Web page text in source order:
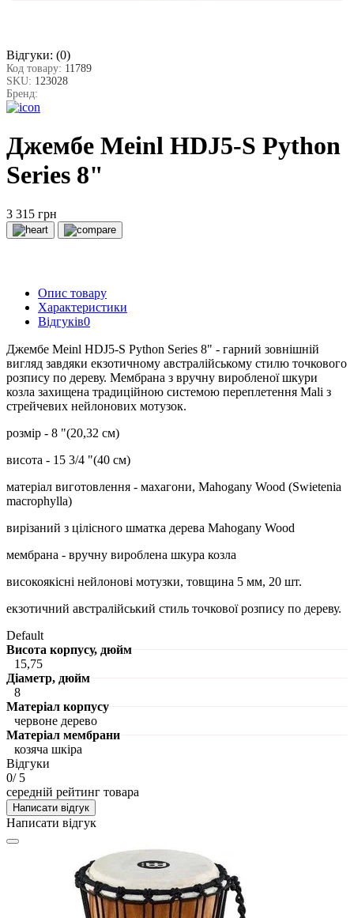
Відгуки: (0)
Код товару: 11789
SKU: 123028
Бренд:
Джембе Meinl HDJ5-S Python
Series 8"
3 315 грн
Опис товару
Характеристики
Відгуків0
Джембе Meinl HDJ5-S Python Series 8" - гарний зовнішній
вигляд завдяки екзотичному австралійському стилю точкового
розпису по дереву. Мембрана з вручну виробленої шкури
козла захищена традиційною системою переплетення Mali з
стрейчевих нейлонових мотузок.
розмір - 8 "(20,32 см)
висота - 15 3/4 "(40 см)
матеріал виготовлення - махагони, Mahogany Wood (Swietenia
macrophylla)
вирізаний з цілісного шматка дерева Mahogany Wood
мембрана - вручну вироблена шкура козла
високоякісні нейлонові мотузки, товщина 5 мм, 20 шт.
екзотичний австралійський стиль точкової розпису по дереву.
Default
Висота корпусу, дюйм
15,75
Діаметр, дюйм
8
Матеріал корпусу
червоне дерево
Матеріал мембрани
козяча шкіра
Відгуки
0/ 5
середній рейтинг товара
Написати відгук
Написати відгук